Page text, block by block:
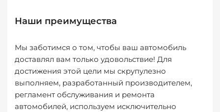
Наши преимущества
Мы заботимся о том, чтобы ваш автомобиль
доставлял вам только удовольствие! Для
достижения этой цели мы скрупулезно
выполняем, разработанный производителем,
регламент обслуживания и ремонта
автомобилей, используем исключительно